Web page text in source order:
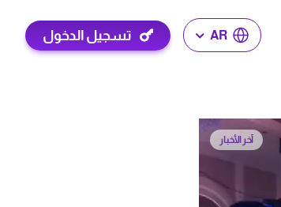
AR تسجيل الدخول
آخر الأخبار